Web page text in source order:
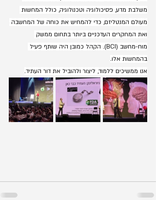
משלבת מדע, פסיכולוגיה וטכנולוגיה, כולל המחשות
מעולם המנטליזם, כדי להמחיש את כוחה של המחשבה
ואת המחקרים העדכניים ביותר בתחום ממשק
מוח-מחשב (BCI). הקהל כמובן היה שותף פעיל
בהמחשות אלו.
אנו ממשיכים ללמוד, ליצור ולהוביל את דור העתיד.